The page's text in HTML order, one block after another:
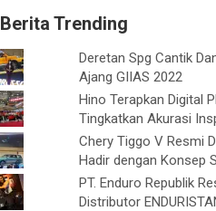
Berita Trending
Deretan Spg Cantik
Ajang GIIAS 2022
Hino Terapkan Digital
Tingkatkan Akurasi
Chery Tiggo V Resmi
Hadir dengan Konsep
PT. Enduro Republik
Distributor